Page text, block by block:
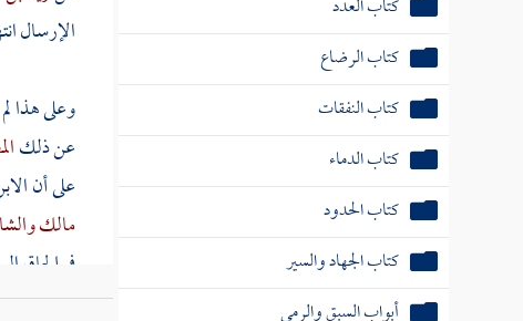
كتاب الرضاع
كتاب النفقات
كتاب الدماء
كتاب الحدود
كتاب الجهاد والسير
أبواب السبق والرمي
الإرسال
وعلى هذا
عن ذلك
على أن
مالك
في إلحاق
بن حصين